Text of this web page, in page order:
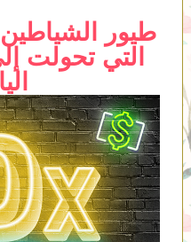
التي تحولت